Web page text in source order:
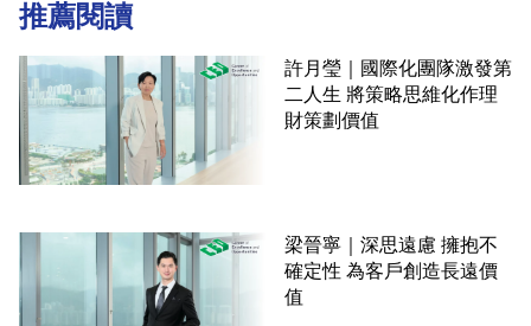
推薦閱讀
許月瑩｜國際化團隊激發第
二人生 將策略思維化作理
財策劃價值
梁晉寧｜深思遠慮 擁抱不
確定性 為客戶創造長遠價
值